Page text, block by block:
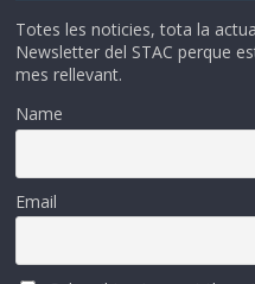
Totes les noticies, tota la
Newsletter del STAC perque
mes rellevant.
Name
Email